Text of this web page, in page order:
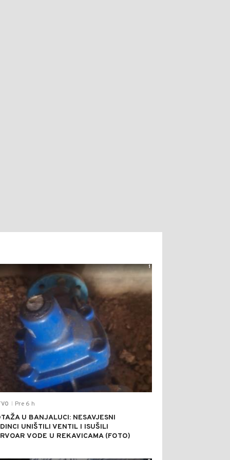
Pre 6 h
U BANJALUCI: NESAVJESNI
UNIŠTILI VENTIL I ISUŠILI
VODE U REKAVICAMA (FOTO)
1